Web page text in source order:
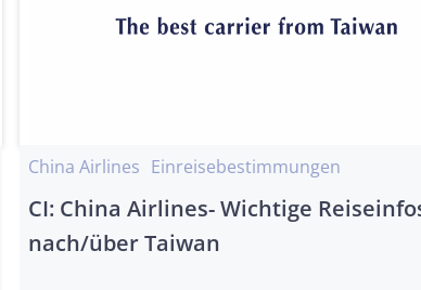
China Airlines Einreisebestimmungen
CI: China Airlines- Wichtige
nach/über Taiwan